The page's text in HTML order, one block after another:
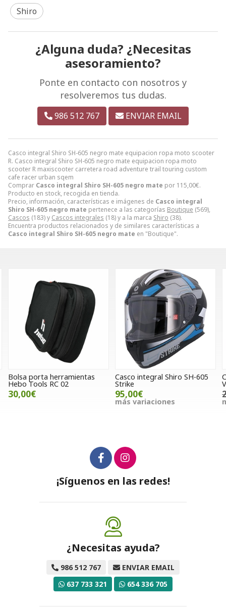
Casco integral Shiro SH-605 negro mate equipacion ropa moto scooter
R. Casco integral Shiro SH-605 negro mate equipacion ropa moto
scooter R maxiscooter carretera road adventure trail touring custom
cafe racer urban sqem
Comprar Casco integral Shiro SH-605 negro mate por 115,00€.
Producto en stock, recogida en tienda.
Precio, información, características e imágenes de Casco integral
Shiro SH-605 negro mate pertenece a las categorías Boutique (569),
Cascos (183) y Cascos integrales (18) y a la marca Shiro (38).
Encuentra productos relacionados y de similares características a
Casco integral Shiro SH-605 negro mate en "Boutique".
Shiro
¿Alguna duda? ¿Necesitas
asesoramiento?
Ponte en contacto con nosotros y
resolveremos tus dudas.
986 512 767 ENVIAR EMAIL
Casco integral Shiro SH-605
Strike
95,00€
más variaciones
Casco Nitro Magma MX-470
Verde
220,00€
más variaciones
¡Síguenos en las redes!
¿Necesitas ayuda?
986 512 767
ENVIAR EMAIL
637 733 321
654 336 705